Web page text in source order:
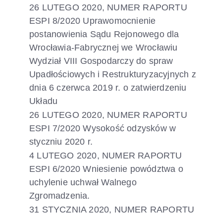
26 LUTEGO 2020, NUMER RAPORTU
ESPI 8/2020 Uprawomocnienie
postanowienia Sądu Rejonowego dla
Wrocławia-Fabrycznej we Wrocławiu
Wydział VIII Gospodarczy do spraw
Upadłościowych i Restrukturyzacyjnych z
dnia 6 czerwca 2019 r. o zatwierdzeniu
Układu
26 LUTEGO 2020, NUMER RAPORTU
ESPI 7/2020 Wysokość odzysków w
styczniu 2020 r.
4 LUTEGO 2020, NUMER RAPORTU
ESPI 6/2020 Wniesienie powództwa o
uchylenie uchwał Walnego
Zgromadzenia.
31 STYCZNIA 2020, NUMER RAPORTU